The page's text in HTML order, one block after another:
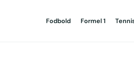
Fodbold Formel 1